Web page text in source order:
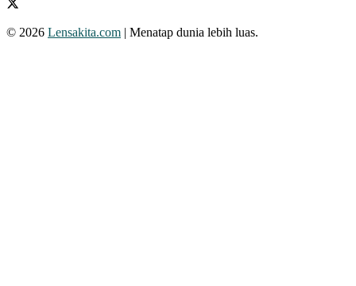
© 2026 Lensakita.com | Menatap dunia lebih luas.